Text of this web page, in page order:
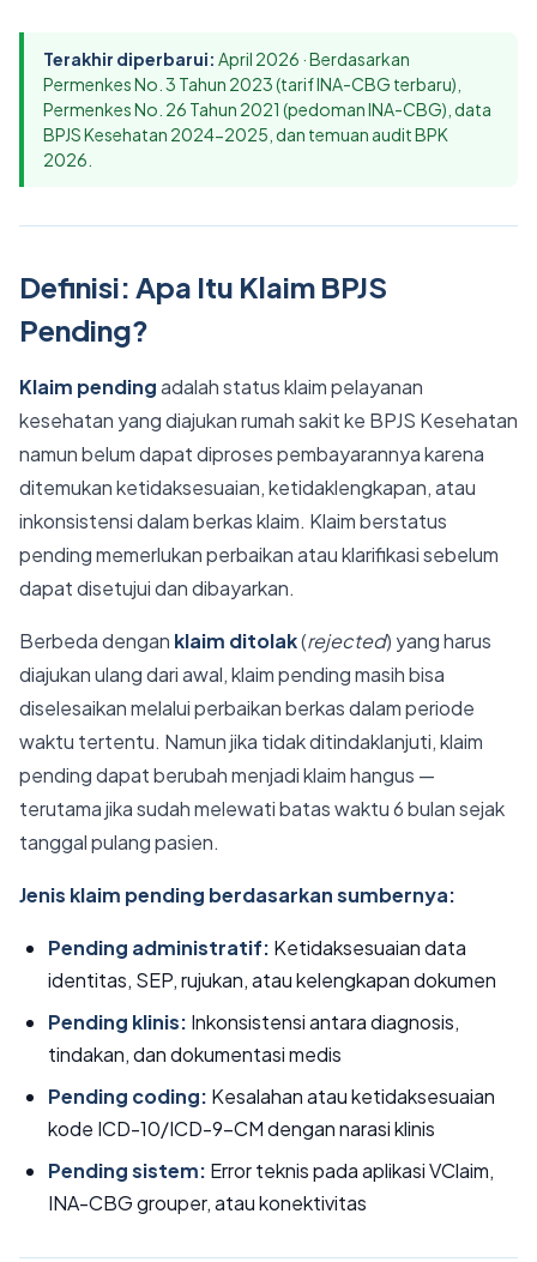
Terakhir diperbarui: April 2026 · Berdasarkan
Permenkes No. 3 Tahun 2023 (tarif INA-CBG terbaru),
Permenkes No. 26 Tahun 2021 (pedoman INA-CBG), data
BPJS Kesehatan 2024-2025, dan temuan audit BPK
2026.
Definisi: Apa Itu Klaim BPJS
Pending?
Klaim pendingadalah status klaim pelayanan
kesehatan yang diajukan rumah sakit ke BPJS Kesehatan
namun belum dapat diproses pembayarannya karena
ditemukan ketidaksesuaian, ketidaklengkapan, atau
inkonsistensi dalam berkas klaim. Klaim berstatus
pending memerlukan perbaikan atau klarifikasi sebelum
dapat disetujui dan dibayarkan.
Berbeda dengan klaim ditolak(rejected) yang harus
diajukan ulang dari awal, klaim pending masih bisa
diselesaikan melalui perbaikan berkas dalam periode
waktu tertentu. Namun jika tidak ditindaklanjuti, klaim
pending dapat berubah menjadi klaim hangus —
terutama jika sudah melewati batas waktu 6 bulan sejak
tanggal pulang pasien.
Jenis klaim pending berdasarkan sumbernya:
Pending administratif: Ketidaksesuaian data
identitas, SEP, rujukan, atau kelengkapan dokumen
Pending klinis: Inkonsistensi antara diagnosis,
tindakan, dan dokumentasi medis
Pending coding: Kesalahan atau ketidaksesuaian
kode ICD-10/ICD-9-CM dengan narasi klinis
Pending sistem: Error teknis pada aplikasi VClaim,
INA-CBG grouper, atau konektivitas